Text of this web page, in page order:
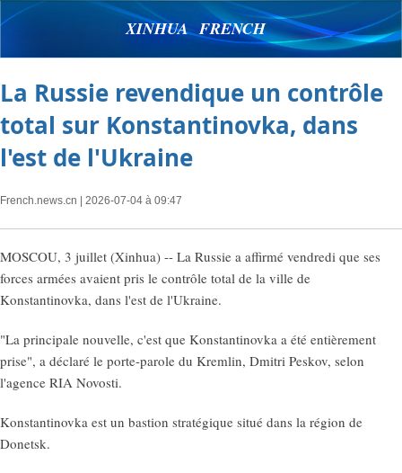
XINHUA FRENCH
La Russie revendique un contrôle
total sur Konstantinovka, dans
l'est de l'Ukraine
French.news.cn | 2026-07-04 à 09:47
MOSCOU, 3 juillet (Xinhua) -- La Russie a affirmé vendredi que ses
forces armées avaient pris le contrôle total de la ville de
Konstantinovka, dans l'est de l'Ukraine.
"La principale nouvelle, c'est que Konstantinovka a été entièrement
prise", a déclaré le porte-parole du Kremlin, Dmitri Peskov, selon
l'agence RIA Novosti.
Konstantinovka est un bastion stratégique situé dans la région de
Donetsk.